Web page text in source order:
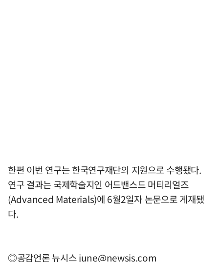
한편 이번 연구는 한국연구재단의 지원으로 수행됐다.
연구 결과는 국제학술지인 어드밴스드 머티리얼즈
(Advanced Materials)에 6월2일자 논문으로 게재됐
다.
◎공감언론 뉴시스june@newsis.com